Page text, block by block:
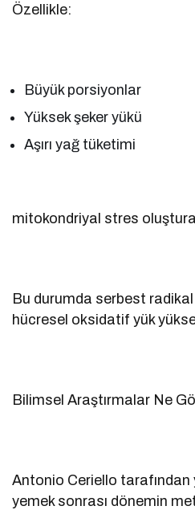
Özellikle:
Büyük porsiyonlar
Yüksek şeker yükü
Aşırı yağ tüketimi
mitokondriyal stres
Bu durumda serbest
hücresel oksidatif yük
Bilimsel Araştırmalar Ne
Antonio Ceriello tarafından
yemek sonrası dönemin